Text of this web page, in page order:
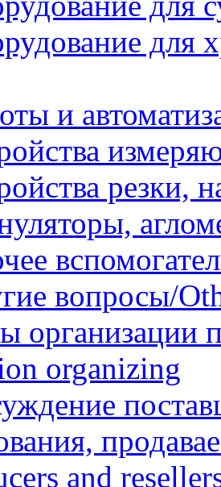
для
и
резки,
вопросы/
организации
organizing
and